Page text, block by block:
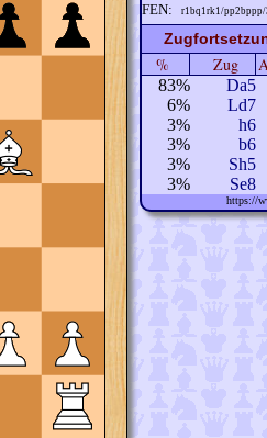
FEN: r1bq1rk1/pp2bppp/
% Zug
83% Da5
6% Ld7
3%
h6
3%
b6
3%
Sh5
3%
Se8
https://